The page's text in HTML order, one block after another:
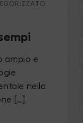
ampio e
nella
[…]